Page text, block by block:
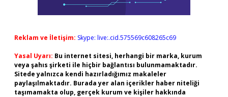
Reklam ve İletişim: Skype: live:.cid.575569c608265c69
Yasal Uyarı: Bu internet sitesi, herhangi bir marka, kurum
veya şahıs şirketi ile hiçbir bağlantısı bulunmamaktadır.
Sitede yalnızca kendi hazırladığımız makaleler
paylaşılmaktadır. Burada yer alan içerikler haber niteliği
taşımamakta olup, gerçek kurum ve kişiler hakkında